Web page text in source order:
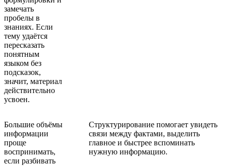
замечать
пробелы в
знаниях. Если
тему удаётся
пересказать
понятным
языком без
подсказок,
значит, материал
действительно
усвоен.
Большие объёмы
информации
проще
воспринимать,
если разбивать
Структурирование помогает увидеть
связи между фактами, выделить
главное и быстрее вспоминать
нужную информацию.